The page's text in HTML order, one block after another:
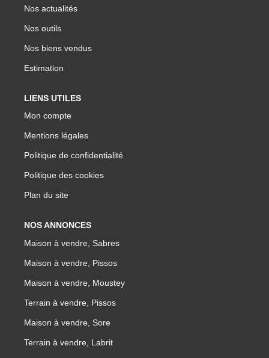
Nos actualités
Nos outils
Nos biens vendus
Estimation
LIENS UTILES
Mon compte
Mentions légales
Politique de confidentialité
Politique des cookies
Plan du site
NOS ANNONCES
Maison à vendre, Sabres
Maison à vendre, Pissos
Maison à vendre, Moustey
Terrain à vendre, Pissos
Maison à vendre, Sore
Terrain à vendre, Labrit